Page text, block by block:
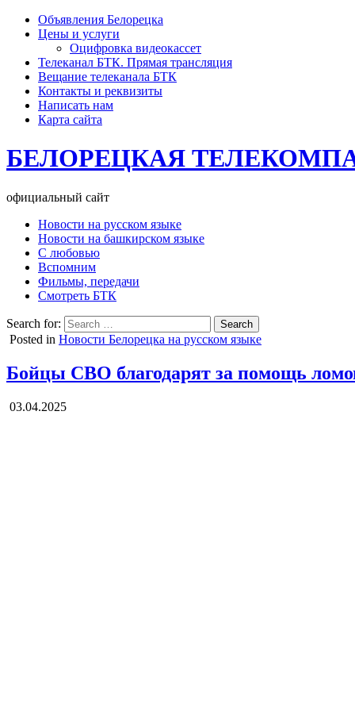
Объявления Белорецка
Цены и услуги
Оцифровка видеокассет
Телеканал БТК. Прямая трансляция
Вещание телеканала БТК
Контакты и реквизиты
Написать нам
Карта сайта
БЕЛОРЕЦКАЯ
официальный сайт
Новости на русском языке
Новости на башкирском языке
С любовью
Вспомним
Фильмы, передачи
Смотреть БТК
Search for:
Posted in Новости Белорецка на русском языке
Бойцы СВО благодарят за помощь
03.04.2025